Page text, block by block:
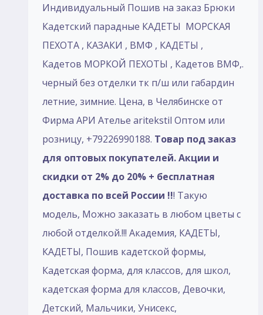
Индивидуальный Пошив на заказ Брюки
Кадетский парадные КАДЕТЫ МОРСКАЯ
ПЕХОТА , КАЗАКИ , ВМФ , КАДЕТЫ ,
Кадетов МОРКОЙ ПЕХОТЫ , Кадетов ВМФ,.
черный без отделки тк п/ш или габардин
летние, зимние. Цена, в Челябинске от
Фирма АРИ Ателье aritekstil Оптом или
розницу, +79226990188. Товар под заказ
для оптовых покупателей. Акции и
скидки от 2% до 20% + бесплатная
доставка по всей России !!! Такую
модель, Mожно заказать в любом цветы с
любой отделкой.!!! Академия, КАДЕТЫ,
КАДЕТЫ, Пошив кадетской формы,
Кадетская форма, для классов, для школ,
кадетская форма для классов, Девочки,
Детский, Мальчики, Унисекс,